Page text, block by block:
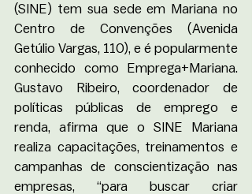
(SINE) tem sua sede em Mariana no
Centro de Convenções (Avenida
Getúlio Vargas, 110), e é popularmente
conhecido como Emprega+Mariana.
Gustavo Ribeiro, coordenador de
políticas públicas de emprego e
renda, afirma que o SINE Mariana
realiza capacitações, treinamentos e
campanhas de conscientização nas
empresas, “para buscar criar